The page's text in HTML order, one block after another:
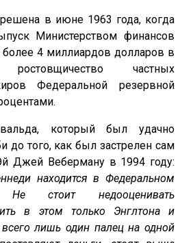
в июне 1963 года, когда
Министерством финансов
4 миллиардов долларов в
частных
Федеральной резервной
который был удачно
до того, как был застрелен сам
Джей Веберману в 1994 году:
находится в Федеральном
стоит недооценивать
в этом только Энглтона и
лишь один палец на одной